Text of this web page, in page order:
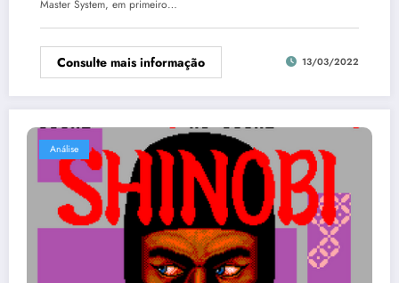
Master System, em primeiro…
Consulte mais informação 13/03/2022
Análise